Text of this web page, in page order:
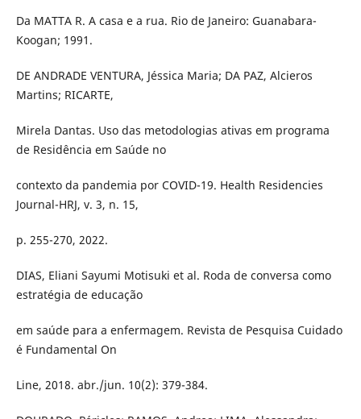
Da MATTA R. A casa e a rua. Rio de Janeiro: Guanabara-
Koogan; 1991.
DE ANDRADE VENTURA, Jéssica Maria; DA PAZ, Alcieros
Martins; RICARTE,
Mirela Dantas. Uso das metodologias ativas em programa
de Residência em Saúde no
contexto da pandemia por COVID-19. Health Residencies
Journal-HRJ, v. 3, n. 15,
p. 255-270, 2022.
DIAS, Eliani Sayumi Motisuki et al. Roda de conversa como
estratégia de educação
em saúde para a enfermagem. Revista de Pesquisa Cuidado
é Fundamental On
Line, 2018. abr./jun. 10(2): 379-384.